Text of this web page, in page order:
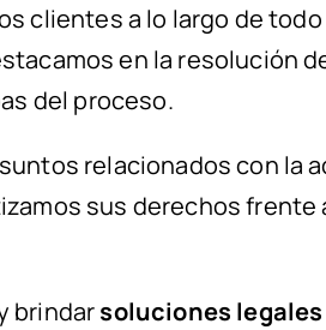
clientes a lo largo de
en la resolución
del proceso.
relacionados con la
sus derechos frente
brindarsoluciones legales